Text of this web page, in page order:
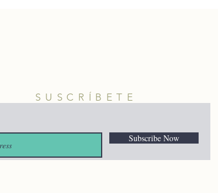
SUSCRÍBETE
Subscribe Now